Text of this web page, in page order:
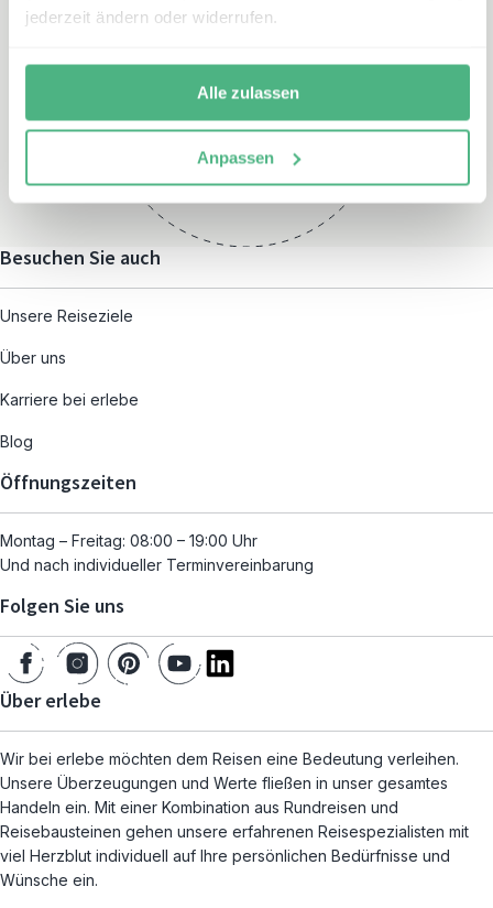
jederzeit ändern oder widerrufen.
Alle zulassen
Anpassen
Montag – Freitag:
und nach individueller
Terminvereinbarung
Besuchen Sie auch
Unsere Reiseziele
Über uns
Karriere bei erlebe
Blog
Öffnungszeiten
Montag – Freitag: 08:00 – 19:00 Uhr
Und nach individueller Terminvereinbarung
Folgen Sie uns
Über erlebe
Wir bei erlebe möchten dem Reisen eine Bedeutung verleihen.
Unsere Überzeugungen und Werte fließen in unser gesamtes
Handeln ein. Mit einer Kombination aus Rundreisen und
Reisebausteinen gehen unsere erfahrenen Reisespezialisten mit
viel Herzblut individuell auf Ihre persönlichen Bedürfnisse und
Wünsche ein.